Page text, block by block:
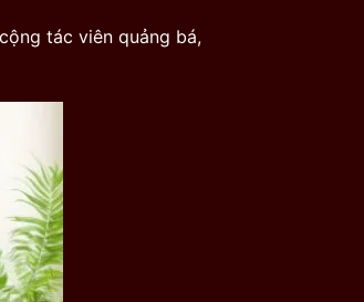
tác viên quảng bá,